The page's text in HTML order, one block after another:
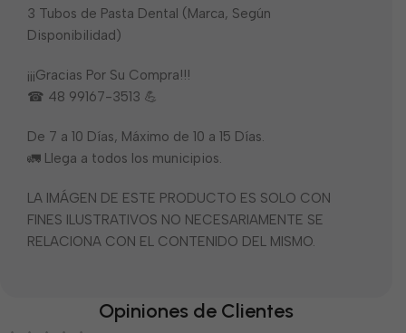
3 Tubos de Pasta Dental (Marca, Según
Disponibilidad)
¡¡¡Gracias Por Su Compra!!!
☎ 48 99167-3513 💪
De 7 a 10 Días, Máximo de 10 a 15 Días.
🚛 Llega a todos los municipios.
LA IMÁGEN DE ESTE PRODUCTO ES SOLO CON
FINES ILUSTRATIVOS NO NECESARIAMENTE SE
RELACIONA CON EL CONTENIDO DEL MISMO.
Opiniones de Clientes